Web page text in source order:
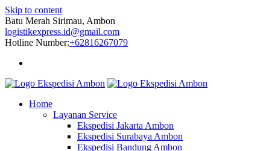
Skip to content
Batu Merah Sirimau, Ambon
logistikexpress.id@gmail.com
Hotline Number:+62816267079
Home
Layanan Service
Ekspedisi Jakarta Ambon
Ekspedisi Surabaya Ambon
Ekspedisi Bandung Ambon